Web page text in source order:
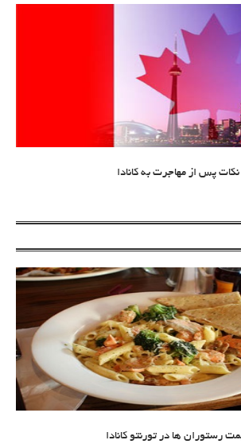
نکات پس از مهاجرت به کانادا
رستوران ها در تورنتو کانادا